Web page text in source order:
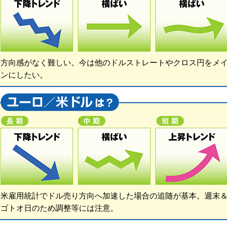
方向感がなく難しい。今は他のドルストレートやクロス円をメイ
ンにしたい。
米雇用統計でドル売り方向へ加速した場合の追随が基本。週末＆
ゴトオ日のため調整等には注意。